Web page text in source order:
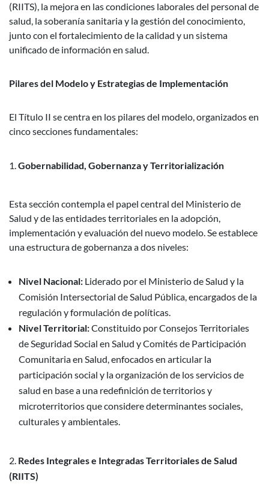
(RIITS), la mejora en las condiciones laborales del personal de
salud, la soberanía sanitaria y la gestión del conocimiento,
junto con el fortalecimiento de la calidad y un sistema
unificado de información en salud.
Pilares del Modelo y Estrategias de Implementación
El Título II se centra en los pilares del modelo, organizados en
cinco secciones fundamentales:
Gobernabilidad, Gobernanza y Territorialización
Esta sección contempla el papel central del Ministerio de
Salud y de las entidades territoriales en la adopción,
implementación y evaluación del nuevo modelo. Se establece
una estructura de gobernanza a dos niveles:
Nivel Nacional: Liderado por el Ministerio de Salud y la
Comisión Intersectorial de Salud Pública, encargados de la
regulación y formulación de políticas.
Nivel Territorial:Constituido por Consejos Territoriales
de Seguridad Social en Salud y Comités de Participación
Comunitaria en Salud, enfocados en articular la
participación social y la organización de los servicios de
salud en base a una redefinición de territorios y
microterritorios que considere determinantes sociales,
culturales y ambientales.
Redes Integrales e Integradas Territoriales de Salud
(RIITS)